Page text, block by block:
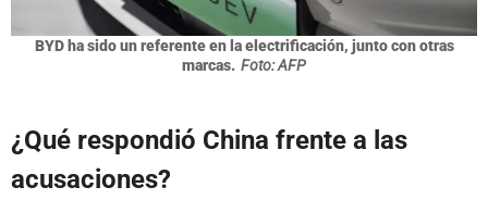
BYD ha sido un referente en la electrificación, junto con otras
marcas. Foto: AFP
¿Qué respondió China frente a las
acusaciones?